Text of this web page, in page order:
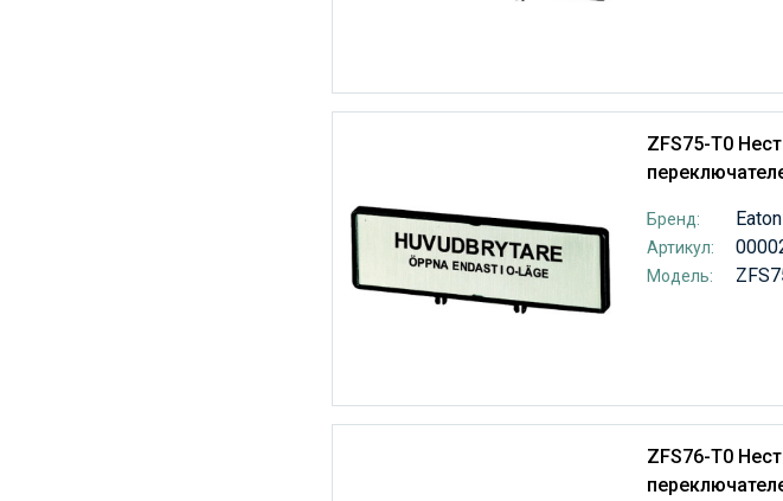
ZFS75-T0
Бренд: Eaton
Артикул:
Модель:
ZFS76-T0